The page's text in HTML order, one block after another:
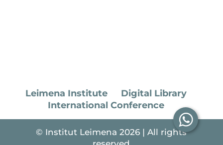
Leimena Institute
Digital Library
International Conference
© Institut Leimena 2026 | All rights